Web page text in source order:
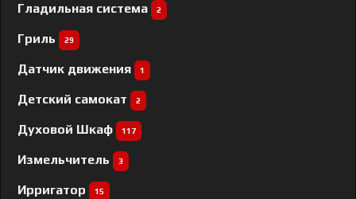
Гладильная система 2
Гриль 29
Датчик движения 1
Детский самокат 2
Духовой Шкаф 117
Измельчитель 3
Ирригатор 15